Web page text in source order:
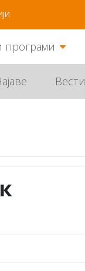
програми
Вести